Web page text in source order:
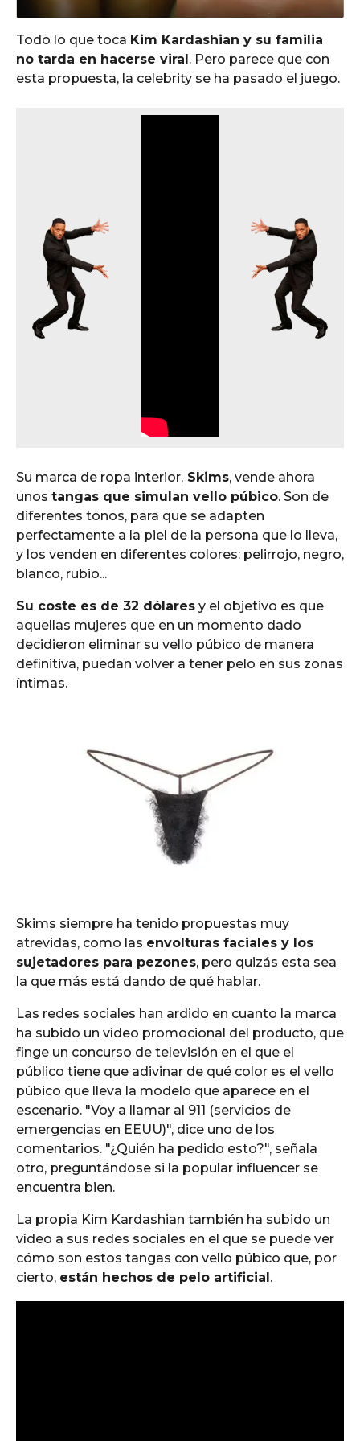
Todo lo que toca Kim Kardashian y su familia
no tarda en hacerse viral. Pero parece que con
esta propuesta, la celebrity se ha pasado el juego.
Su marca de ropa interior, Skims, vende ahora
unos tangas que simulan vello púbico. Son de
diferentes tonos, para que se adapten
perfectamente a la piel de la persona que lo lleva,
y los venden en diferentes colores: pelirrojo, negro,
blanco, rubio...
Su coste es de 32 dólares y el objetivo es que
aquellas mujeres que en un momento dado
decidieron eliminar su vello púbico de manera
definitiva, puedan volver a tener pelo en sus zonas
íntimas.
Skims siempre ha tenido propuestas muy
atrevidas, como las envolturas faciales y los
sujetadores para pezones, pero quizás esta sea
la que más está dando de qué hablar.
Las redes sociales han ardido en cuanto la marca
ha subido un vídeo promocional del producto, que
finge un concurso de televisión en el que el
público tiene que adivinar de qué color es el vello
púbico que lleva la modelo que aparece en el
escenario. "Voy a llamar al 911 (servicios de
emergencias en EEUU)", dice uno de los
comentarios. "¿Quién ha pedido esto?", señala
otro, preguntándose si la popular influencer se
encuentra bien.
La propia Kim Kardashian también ha subido un
vídeo a sus redes sociales en el que se puede ver
cómo son estos tangas con vello púbico que, por
cierto, están hechos de pelo artificial .